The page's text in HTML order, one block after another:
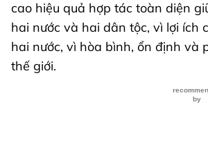
cao hiệu quả hợp tác toàn diện
hai nước và hai dân tộc, vì lợi ích
hai nước, vì hòa bình, ổn định và
thế giới.